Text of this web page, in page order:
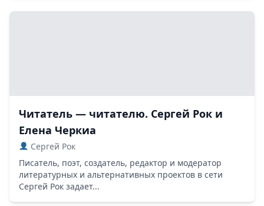
Читатель — читателю. Сергей Рок и
Елена Черкиа
Сергей Рок
Писатель, поэт, создатель, редактор и модератор
литературных и альтернативных проектов в сети
Сергей Рок задает...